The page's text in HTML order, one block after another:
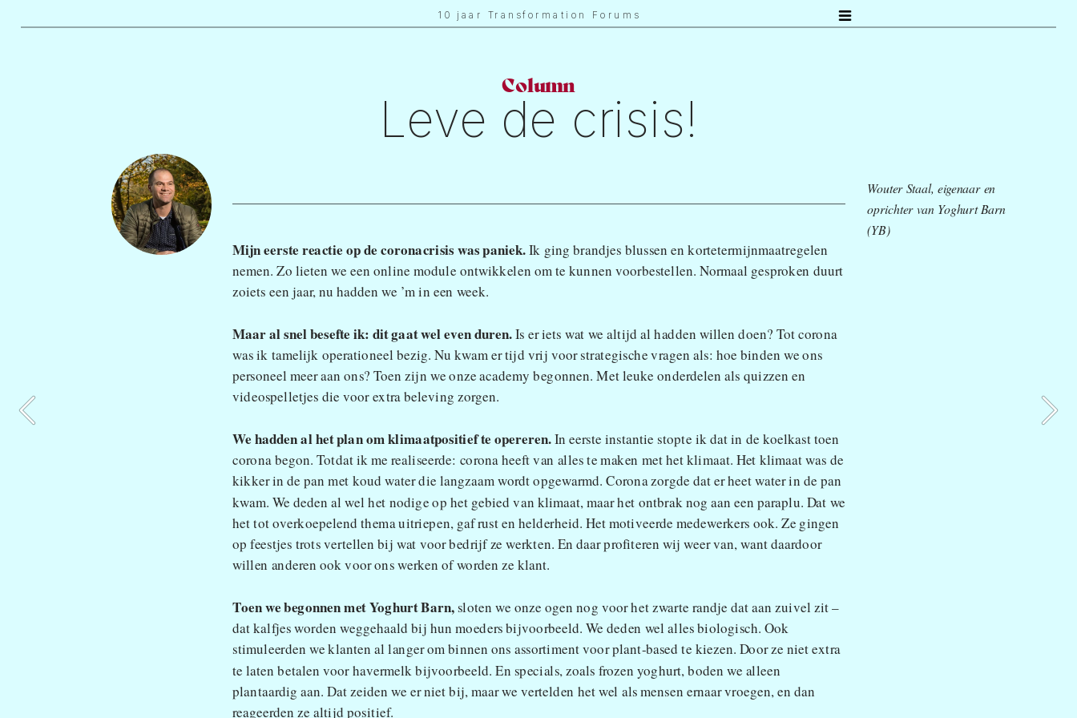
10 jaar Transformation Forums
Column
Leve de crisis!
Wouter Staal, eigenaar en
oprichter van Yoghurt Barn
(YB)
Mijn eerste reactie op de coronacrisis was paniek. Ik ging brandjes blussen en kortetermijnmaatregelen
nemen. Zo lieten we een online module ontwikkelen om te kunnen voorbestellen. Normaal gesproken duurt
zoiets een jaar, nu hadden we ’m in een week.
Maar al snel besefte ik: dit gaat wel even duren. Is er iets wat we altijd al hadden willen doen? Tot corona
was ik tamelijk operationeel bezig. Nu kwam er tijd vrij voor strategische vragen als: hoe binden we ons
personeel meer aan ons? Toen zijn we onze academy begonnen. Met leuke onderdelen als quizzen en
videospelletjes die voor extra beleving zorgen.
We hadden al het plan om klimaatpositief te opereren. In eerste instantie stopte ik dat in de koelkast toen
corona begon. Totdat ik me realiseerde: corona heeft van alles te maken met het klimaat. Het klimaat was de
kikker in de pan met koud water die langzaam wordt opgewarmd. Corona zorgde dat er heet water in de pan
kwam. We deden al wel het nodige op het gebied van klimaat, maar het ontbrak nog aan een paraplu. Dat we
het tot overkoepelend thema uitriepen, gaf rust en helderheid. Het motiveerde medewerkers ook. Ze gingen
op feestjes trots vertellen bij wat voor bedrijf ze werkten. En daar profiteren wij weer van, want daardoor
willen anderen ook voor ons werken of worden ze klant.
Toen we begonnen met Yoghurt Barn, sloten we onze ogen nog voor het zwarte randje dat aan zuivel zit –
dat kalfjes worden weggehaald bij hun moeders bijvoorbeeld. We deden wel alles biologisch. Ook
stimuleerden we klanten al langer om binnen ons assortiment voor plant-based te kiezen. Door ze niet extra
te laten betalen voor havermelk bijvoorbeeld. En specials, zoals frozen yoghurt, boden we alleen
plantaardig aan. Dat zeiden we er niet bij, maar we vertelden het wel als mensen ernaar vroegen, en dan
reageerden ze altijd positief.